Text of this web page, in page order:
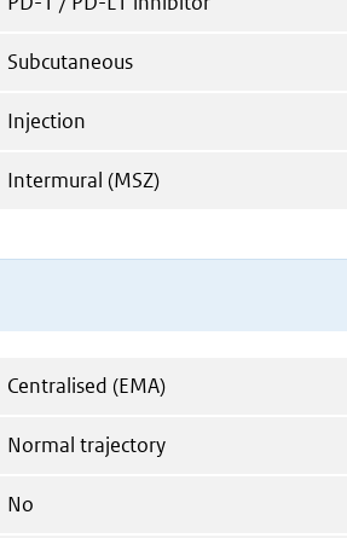
Subcutaneous
Injection
Intermural (MSZ)
Centralised (EMA)
Normal trajectory
No